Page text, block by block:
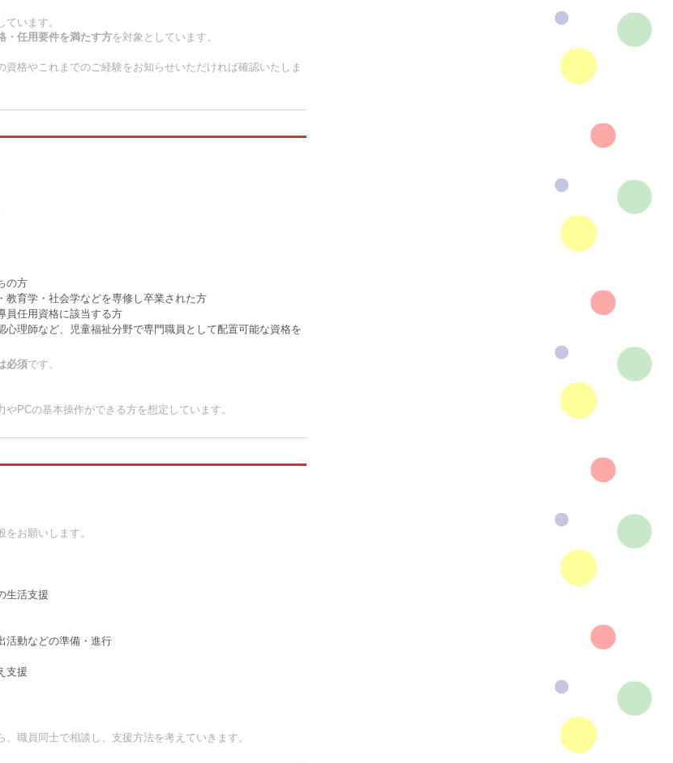
います。
・任用要件を満たす方を対象としています。
格やこれまでのご経験をお知らせいただければ確認いたしま
の方
教育学・社会学などを専修し卒業された方
員任用資格に該当する方
理師など、児童福祉分野で専門職員として配置可能な資格を
必須です。
PCの基本操作ができる方を想定しています。
お願いします。
生活支援
活動などの準備・進行
支援
職員同士で相談し、支援方法を考えていきます。